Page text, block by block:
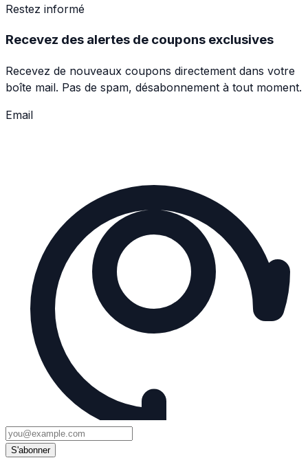
Restez informé
Recevez des alertes de coupons exclusives
Recevez de nouveaux coupons directement dans votre
boîte mail. Pas de spam, désabonnement à tout moment.
Email